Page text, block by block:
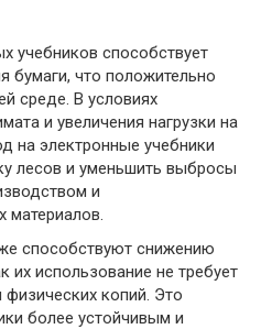
учебников способствует
бумаги, что положительно
среде. В условиях
и увеличения нагрузки на
на электронные учебники
лесов и уменьшить выбросы
и
материалов.
способствуют снижению
их использование не требует
физических копий. Это
более устойчивым и